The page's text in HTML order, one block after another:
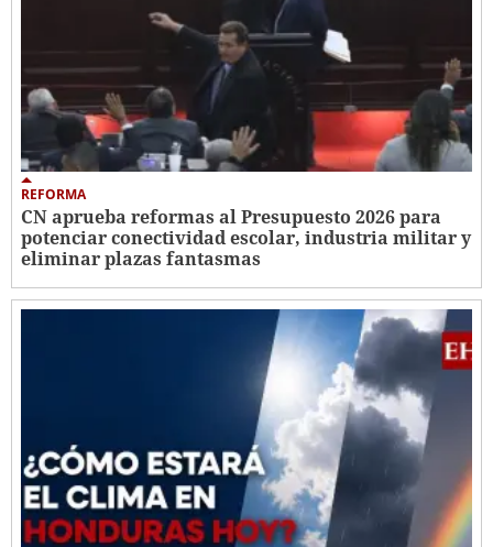
REFORMA
CN aprueba reformas al Presupuesto 2026 para
potenciar conectividad escolar, industria militar y
eliminar plazas fantasmas